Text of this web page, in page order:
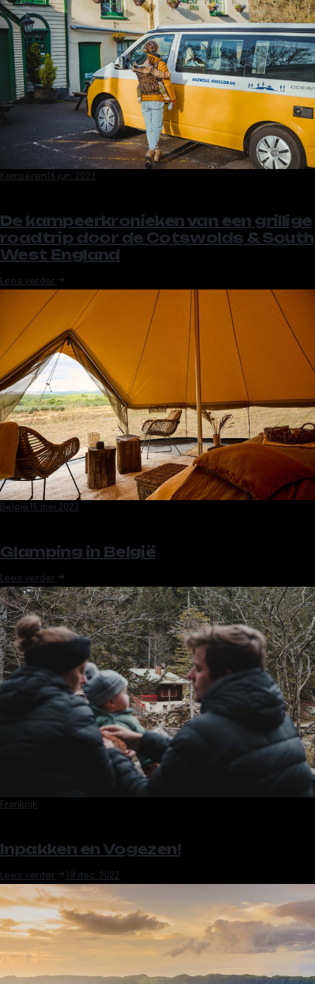
Kamperen 16 jun. 2023
De kampeerkronieken van een grillige
roadtrip door de Cotswolds & South
West England
Lees verder
België15 mei 2023
Glamping in België
Lees verder
Frankrijk
Inpakken en Vogezen!
Lees verder 19 dec. 2022